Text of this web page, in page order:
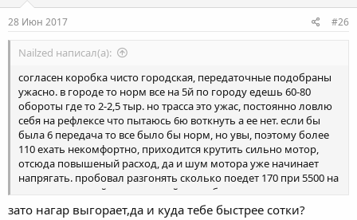
28 Июн 2017 #26
Nailzed написал(а):
согласен коробка чисто городская, передаточные подобраны
ужасно. в городе то норм все на 5й по городу едешь 60-80
обороты где то 2-2,5 тыр. но трасса это ужас, постоянно ловлю
себя на рефлексе что пытаюсь 6ю воткнуть а ее нет. если бы
была 6 передача то все было бы норм, но увы, поэтому более
110 ехать некомфортно, приходится крутить сильно мотор,
отсюда повышеный расход, да и шум мотора уже начинает
напрягать. пробовал разгонять сколько поедет 170 при 5500 на
тахометре но вой гул уже такой что собеседника рядом не
слышно. жалею что меху взял. хочу опять варик.
зато нагар выгорает,да и куда тебе быстрее сотки?